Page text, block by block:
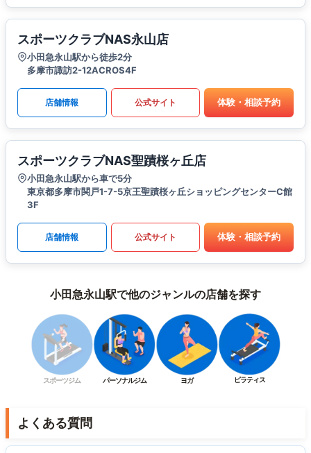
スポーツクラブNAS永山店
小田急永山駅から徒歩2分
多摩市諏訪2-12ACROS4F
店舗情報 公式サイト 体験・相談予約
スポーツクラブNAS聖蹟桜ヶ丘店
小田急永山駅から車で5分
東京都多摩市関戸1-7-5京王聖蹟桜ヶ丘ショッピングセンターC館
3F
店舗情報 公式サイト 体験・相談予約
小田急永山駅で他のジャンルの店舗を探す
スポーツジム パーソナルジム ヨガ ピラティス
よくある質問